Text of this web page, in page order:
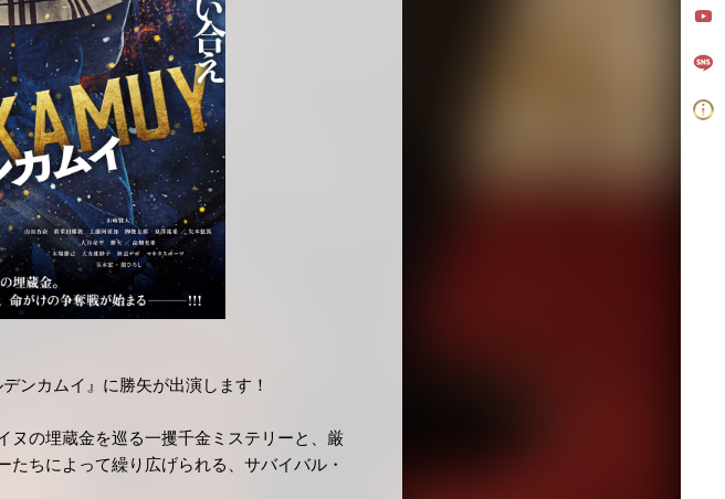
ンカムイ』に勝矢が出演します！
ヌの埋蔵金を巡る一攫千金ミステリーと、厳
ちによって繰り広げられる、サバイバル・